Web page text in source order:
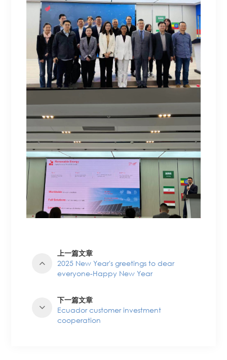
上一篇文章
2025 New Year's greetings to dear
everyone-Happy New Year
下一篇文章
Ecuador customer investment
cooperation